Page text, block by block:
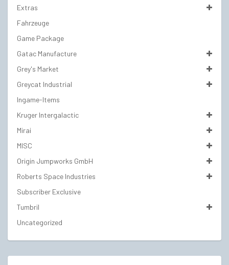
Extras
Fahrzeuge
Game Package
Gatac Manufacture
Grey's Market
Greycat Industrial
Ingame-Items
Kruger Intergalactic
Mirai
MISC
Origin Jumpworks GmbH
Roberts Space Industries
Subscriber Exclusive
Tumbril
Uncategorized